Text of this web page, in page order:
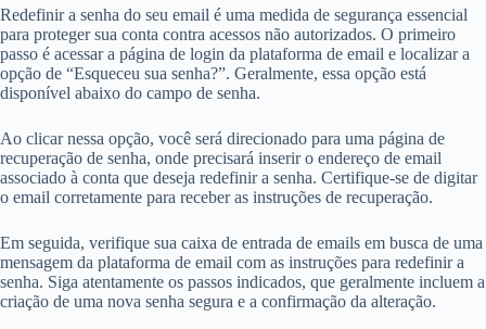
Redefinir a senha do seu email é uma medida de segurança essencial
para proteger sua conta contra acessos não autorizados. O primeiro
passo é acessar a página de login da plataforma de email e localizar a
opção de “Esqueceu sua senha?”. Geralmente, essa opção está
disponível abaixo do campo de senha.
Ao clicar nessa opção, você será direcionado para uma página de
recuperação de senha, onde precisará inserir o endereço de email
associado à conta que deseja redefinir a senha. Certifique-se de digitar
o email corretamente para receber as instruções de recuperação.
Em seguida, verifique sua caixa de entrada de emails em busca de uma
mensagem da plataforma de email com as instruções para redefinir a
senha. Siga atentamente os passos indicados, que geralmente incluem a
criação de uma nova senha segura e a confirmação da alteração.